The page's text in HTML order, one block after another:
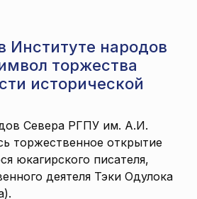
Институте народов
торжества
исторической
Севера РГПУ им. А.И.
торжественное открытие
юкагирского писателя,
деятеля Тэки Одулока